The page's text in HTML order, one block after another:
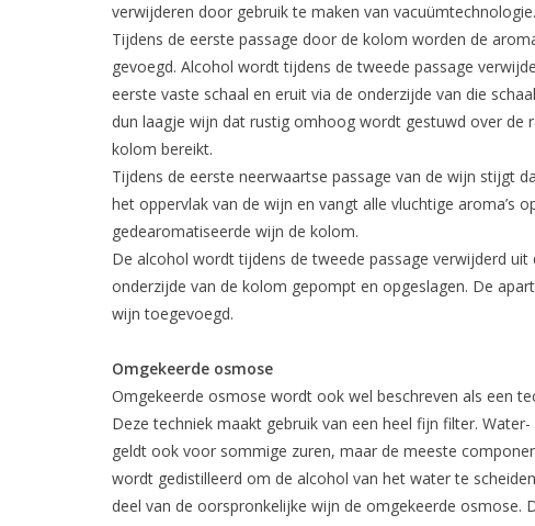
verwijderen door gebruik te maken van vacuümtechnologie.
Tijdens de eerste passage door de kolom worden de
gevoegd. Alcohol wordt tijdens de tweede passage
eerste vaste schaal en eruit via de onderzijde van die
dun laagje wijn dat rustig omhoog wordt gestuwd over de
kolom bereikt.
Tijdens de eerste neerwaartse passage van de wijn stijgt
het oppervlak van de wijn en vangt alle vluchtige aroma’s
gedearomatiseerde wijn de kolom.
De alcohol wordt tijdens de tweede passage verwijderd
onderzijde van de kolom gepompt en opgeslagen. De
wijn toegevoegd.
Omgekeerde osmose
Omgekeerde osmose wordt ook wel beschreven als een
Deze techniek maakt gebruik van een heel fijn filter.
geldt ook voor sommige zuren, maar de meeste
wordt gedistilleerd om de alcohol van het water te
deel van de oorspronkelijke wijn de omgekeerde